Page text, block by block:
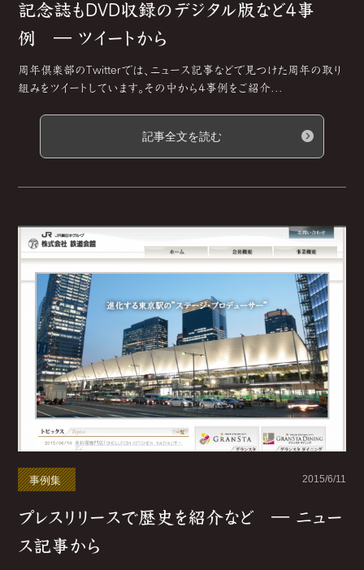
記念誌もDVD収録のデジタル版など4事
例 ― ツイートから
周年倶楽部のTwitterでは、ニュース記事などで見つけた周年の取り
組みをツイートしています。その中から4事例をご紹介...
記事全文を読む
事例集 2015/6/11
プレスリリースで歴史を紹介など ― ニュー
ス記事から